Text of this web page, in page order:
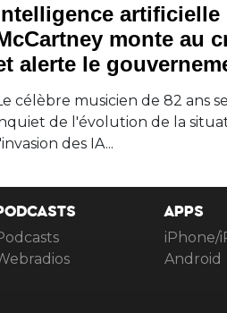
artificielle
monte au
alerte le
célèbre musicien de 82 ans
de l'évolution de la
l'invasion des IA...
APPS
iPhone/
Android